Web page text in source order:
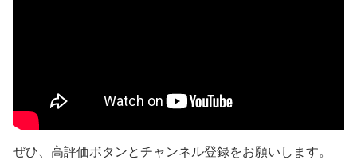
ぜひ、高評価ボタンとチャンネル登録をお願いします。